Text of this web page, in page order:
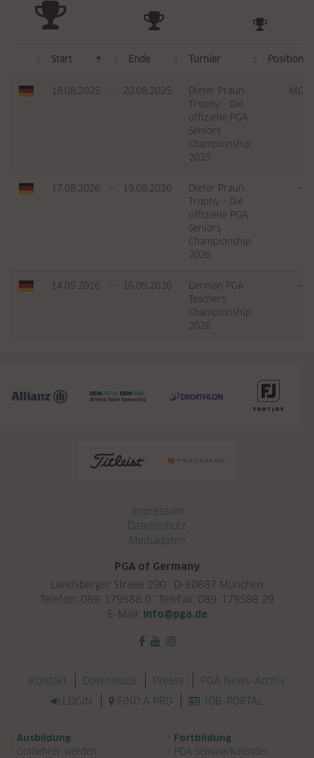
Start Ende Turnier Position
18.08.2025 — 20.08.2025
Dieter Praun
Trophy - Die
offizielle PGA
Seniors
Championship
2025
MC
17.08.2026 — 19.08.2026
Dieter Praun
Trophy - Die
offizielle PGA
Seniors
Championship
2026
—
14.09.2026 — 16.09.2026
German PGA
Teachers
Championship
2026
—
Impressum
Datenschutz
Mediadaten
PGA of Germany
Landsberger Straße 290 . D-80687 München
Telefon: 089-179588 0 . Telefax: 089-179588 29
E-Mail:
info@pga.de
Navigation überspringen
Kontakt Downloads Presse
PGA News-Archiv
LOGIN
FIND A PRO JOB-PORTAL
Navigation überspringen
Ausbildung
Golflehrer werden
Fortbildung
PGA Seminarkalender